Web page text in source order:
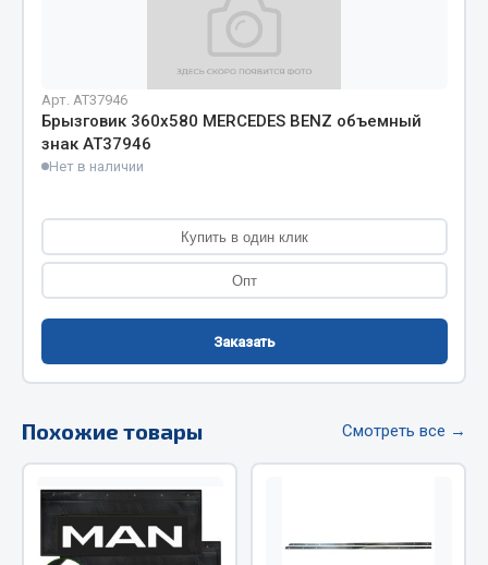
Соединительные элементы
Адаптеры и переходники
Тройники
Трубки, муфты, гайки
Угольники
Фитинги
Штуцеры
Весь раздел
Инструмент
Арт. AT37946
Брызговик 360х580 MERCEDES BENZ объемный
знак АТ37946
Нет в наличии
Купить в один клик
Опт
Заказать
Похожие товары Смотреть все →